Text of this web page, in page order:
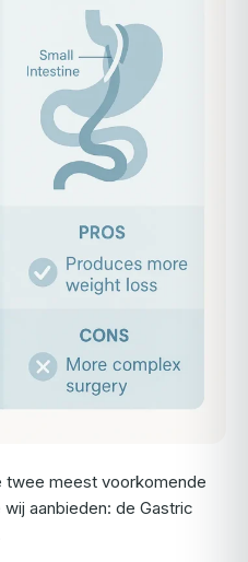
twee meest voorkomende
aanbieden: de Gastric